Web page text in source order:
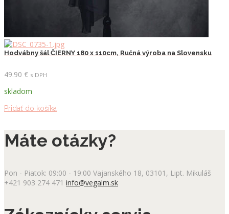
Hodvábny šál ČIERNY 180 x 110cm, Ručná výroba na Slovensku
49.90 € s DPH
skladom
Pridať do košíka
Máte otázky?
Pon - Piatok: 09:00 - 19:00 Vajanského 18, 03101, Lipt. Mikuláš
+421 903 274 471 info@vegalm.sk